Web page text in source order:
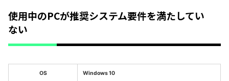
使用中のPCが推奨システム要件を満たしてい
ない
OS Windows 10